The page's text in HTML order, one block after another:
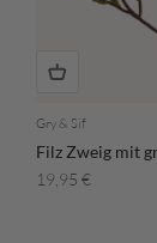
Gry & Sif
Angebot
19,95 €